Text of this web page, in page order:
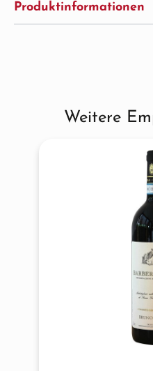
Produktinformationen
Produktgalerie
Weitere